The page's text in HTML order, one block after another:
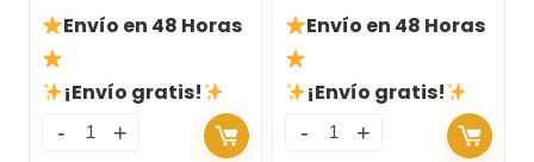
Envío en 48 Horas
¡Envío gratis!
Envío en 48 Horas
¡Envío gratis!